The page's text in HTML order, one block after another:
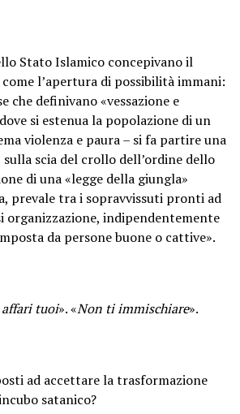
Stato Islamico concepivano il
l’apertura di possibilità immani:
che definivano «vessazione e
si estenua la popolazione di un
violenza e paura – si fa partire una
sulla scia del crollo dell’ordine dello
di una «legge della giungla»
prevale tra i sopravvissuti pronti ad
organizzazione, indipendentemente
da persone buone o cattive».
tuoi». «Non ti immischiare».
ad accettare la trasformazione
satanico?